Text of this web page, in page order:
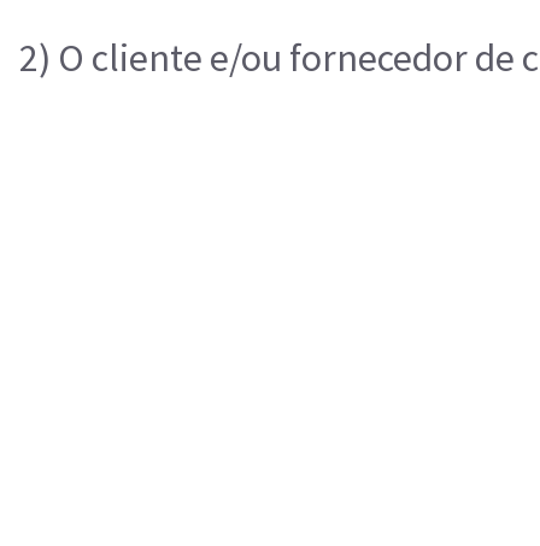
2) O cliente e/ou fornecedor de